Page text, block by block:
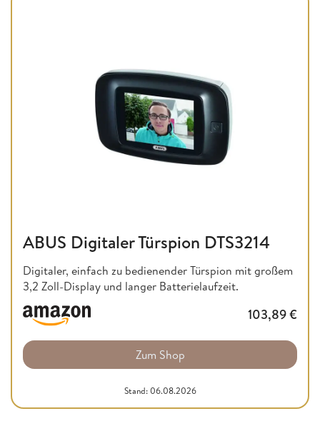
ABUS Digitaler Türspion DTS3214
Digitaler, einfach zu bedienender Türspion mit großem
3,2 Zoll-Display und langer Batterielaufzeit.
103,89€
Zum Shop
Stand: 06.08.2026